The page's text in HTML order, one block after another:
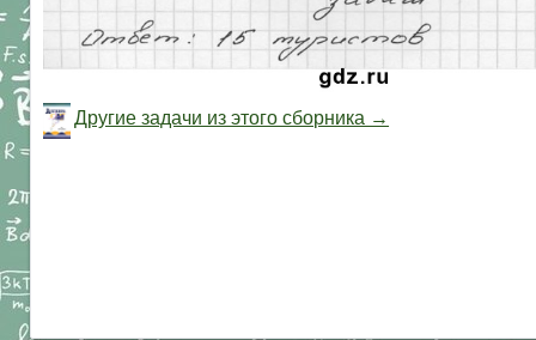
Другие задачи из этого сборника →